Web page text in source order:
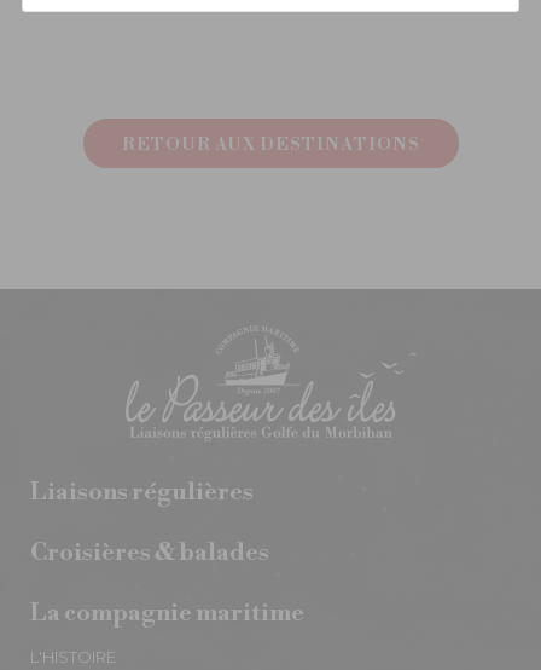
RETOUR AUX DESTINATIONS
Liaisons régulières
Croisières & balades
La compagnie maritime
L'HISTOIRE